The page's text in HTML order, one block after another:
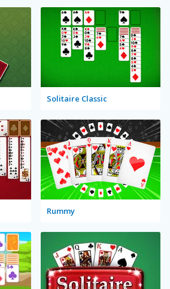
Solitaire Classic
Rummy